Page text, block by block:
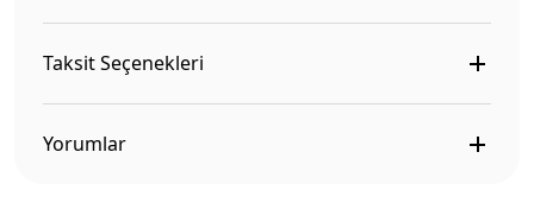
Taksit Seçenekleri
Yorumlar